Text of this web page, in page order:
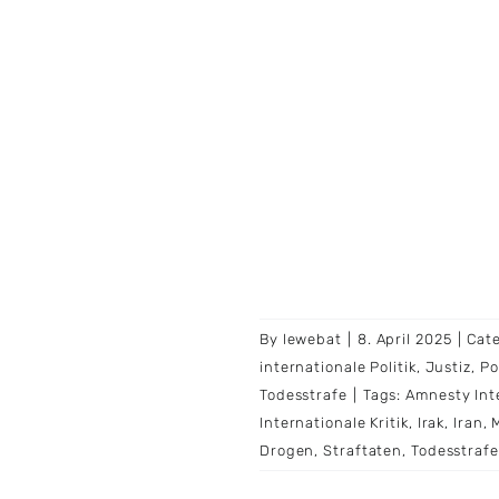
By lewebat 8. April 2025
internationale Politik, Justiz,
Todesstrafe
Tags:Amnesty
Internationale Kritik, Irak, Iran ,
Drogen ,Straftaten , Todesstrafe